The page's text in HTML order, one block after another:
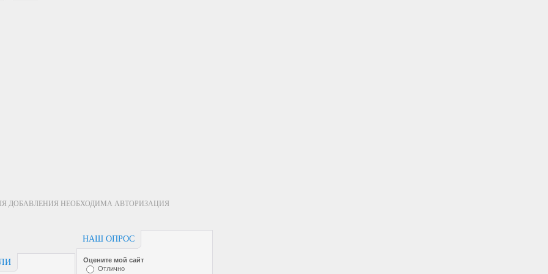
ДОБАВЛЕНИЯ НЕОБХОДИМА АВТОРИЗАЦИЯ
НАШ ОПРОС
Оцените мой сайт
Отлично